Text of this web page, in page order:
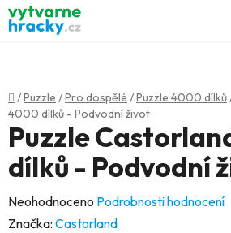
Přejít
na
obsah
Domů
/Puzzle /Pro dospělé /Puzzle 4000 dílků
4000 dílků - Podvodní život
Puzzle
dílků - Podvodní
Průměrné
hodnocení
Neohodnoceno Podrobnosti hodnocení
Značka: Castorland